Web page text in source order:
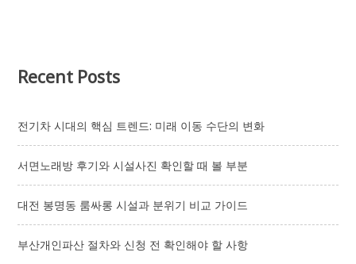
이
보
Recent Posts
전기차 시대의 핵심 트렌드: 미래 이동 수단의 변화
서면노래방 후기와 시설사진 확인할 때 볼 부분
대전 봉명동 룸싸롱 시설과 분위기 비교 가이드
부산개인파산 절차와 신청 전 확인해야 할 사항